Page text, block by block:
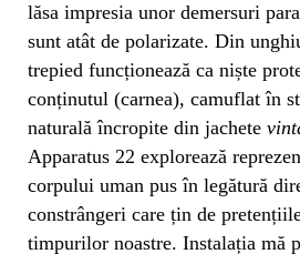
lăsa impresia unor demersuri
sunt atât de polarizate. Din
trepied funcționează ca niște
conținutul (carnea), camuflat în
naturală încropite din jachete
Apparatus 22 explorează
corpului uman pus în legătură
constrângeri care țin de
timpurilor noastre. Instalația mă